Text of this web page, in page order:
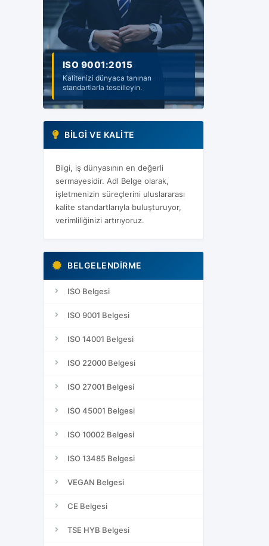
ISO 9001:2015
Kalitenizi dünyaca tanınan
standartlarla tescilleyin.
ISO 14001:2015
Sürdürülebilir çevre ve güvenilir
gelecek için adım atın.
BILGI VE KALITE
Bilgi, iş dünyasının en değerli
sermayesidir. Adl Belge olarak,
işletmenizin süreçlerini uluslararası
kalite standartlarıyla buluşturuyor,
verimliliğinizi artırıyoruz.
BELGELENDIRME
ISO Belgesi
ISO 9001 Belgesi
ISO 14001 Belgesi
ISO 22000 Belgesi
ISO 27001 Belgesi
ISO 45001 Belgesi
ISO 10002 Belgesi
ISO 13485 Belgesi
VEGAN Belgesi
CE Belgesi
TSE HYB Belgesi